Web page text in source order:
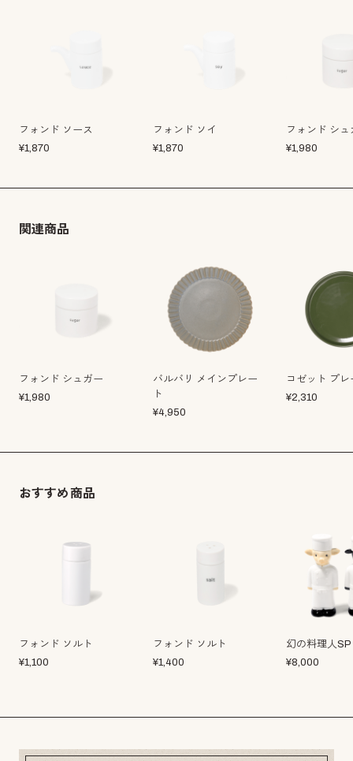
フォンド ソース
¥1,870
フォンド ソイ
¥1,870
フォンド シュ
¥1,980
関連商品
フォンド シュガー
¥1,980
バルバリ メインプレー
ト
¥4,950
コゼット プレ
¥2,310
おすすめ商品
フォンド ソルト
¥1,100
フォンド ソルト
¥1,400
幻の料理人SP
¥8,000